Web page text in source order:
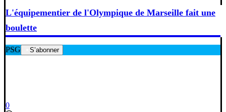
L'équipementier de l'Olympique de Marseille fait une
boulette
PSG S’abonner
0